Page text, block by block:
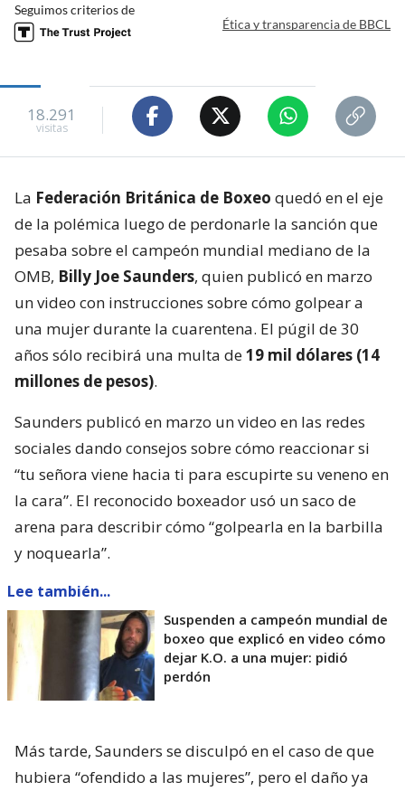
Seguimos criterios de
Ética y transparencia de BBCL
18.291
visitas
La Federación Británica de Boxeo quedó en el eje
de la polémica luego de perdonarle la sanción que
pesaba sobre el campeón mundial mediano de la
OMB, Billy Joe Saunders, quien publicó en marzo
un video con instrucciones sobre cómo golpear a
una mujer durante la cuarentena. El púgil de 30
años sólo recibirá una multa de19 mil dólares (14
millones de pesos).
Saunders publicó en marzo un video en las redes
sociales dando consejos sobre cómo reaccionar si
“tu señora viene hacia ti para escupirte su veneno en
la cara”. El reconocido boxeador usó un saco de
arena para describir cómo “golpearla en la barbilla
y noquearla”.
Lee también...
Suspenden a campeón mundial de
boxeo que explicó en video cómo
dejar K.O. a una mujer: pidió
perdón
Más tarde, Saunders se disculpó en el caso de que
hubiera “ofendido a las mujeres”, pero el daño ya